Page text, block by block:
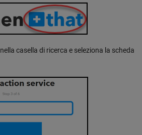
nella casella di ricerca e seleziona la scheda